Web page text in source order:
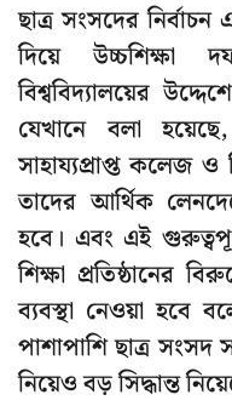
ছাত্র সংসদের
দিয়ে উচ্চশিক্ষা
বিশ্ববিদ্যালয়ের
যেখানে বলা
সাহায্যপ্রাপ্ত কলেজ ও
তাদের আর্থিক
হবে। এবং এই
শিক্ষা প্রতিষ্ঠানের
ব্যবস্থা নেওয়া হবে
পাশাপাশি ছাত্র সংসদ
নিয়েও বড় সিদ্ধান্ত